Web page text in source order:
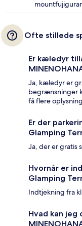
Ofte stillede
Er kæledyr
Ja, kæledyr er
begrænsninger
få flere
Er der
Glamping
Ja, der er gratis
Hvornår er
Glamping
Indtjekning fra
Hvad kan jeg